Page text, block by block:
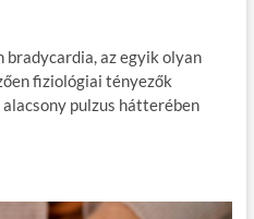
bradycardia, az egyik olyan
fiziológiai tényezők
pulzus hátterében